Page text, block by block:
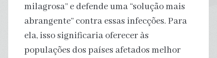
milagrosa” e defende uma “solução mais
abrangente” contra essas infecções. Para
ela, isso significaria oferecer às
populações dos países afetados melhor